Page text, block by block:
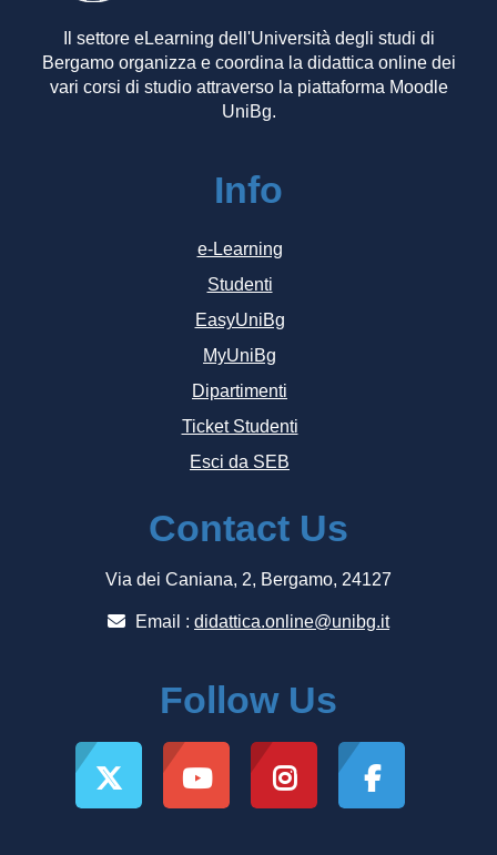
Il settore eLearning dell'Università degli studi di
Bergamo organizza e coordina la didattica online dei
vari corsi di studio attraverso la piattaforma Moodle
UniBg.
Info
e-Learning
Studenti
EasyUniBg
MyUniBg
Dipartimenti
Ticket Studenti
Esci da SEB
Contact Us
Via dei Caniana, 2, Bergamo, 24127
Email : didattica.online@unibg.it
Follow Us